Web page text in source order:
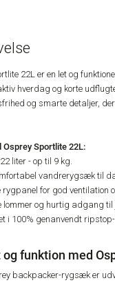
22L er en let og
hverdag og korte
og smarte detaljer,
Osprey Sportlite 22L:
liter - op til 9 kg.
vandrerygsæk til
rygpanel for god ventilation
lommer og hurtig adgang
i 100% genanvendt
og funktion med
backpacker-rygsæk er